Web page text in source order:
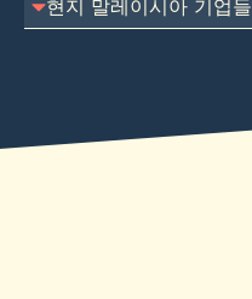
현지 말레이시아 기업들